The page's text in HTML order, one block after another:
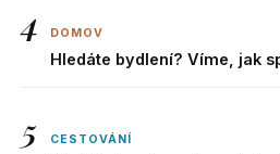
4 DOMOV
Hledáte bydlení? Víme, jak
5 CESTOVÁNÍ